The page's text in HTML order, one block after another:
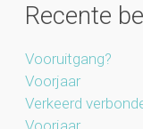
Recente
Vooruitgang?
Voorjaar
Verkeerd